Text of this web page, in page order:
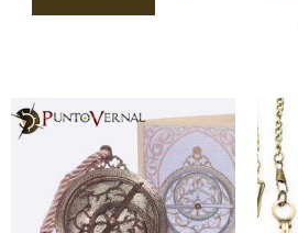
produit
a
plusieurs
variations.
Les
options